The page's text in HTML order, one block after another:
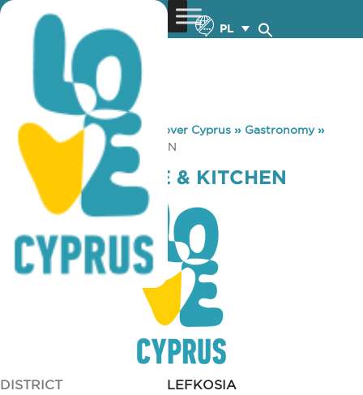
PL
You are here: Home »Discover Cyprus » Gastronomy»
FRESCO COFFEE & KITCHEN
FRESCO COFFEE & KITCHEN
DISTRICT
LEFKOSIA